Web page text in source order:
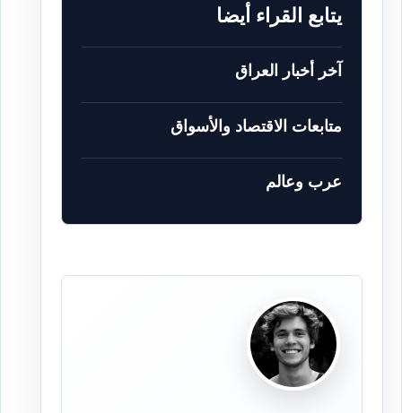
يتابع القراء أيضا
آخر أخبار العراق
متابعات الاقتصاد والأسواق
عرب وعالم